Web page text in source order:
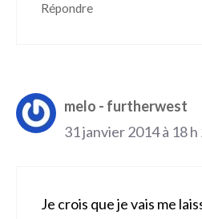
Répondre
melo - furtherwest
31 janvier 2014 à 18 h
Je crois que je vais me